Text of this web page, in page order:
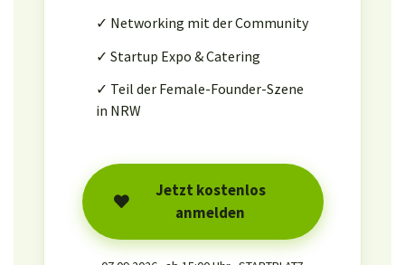
✓ Networking mit der Community
✓ Startup Expo & Catering
✓ Teil der Female-Founder-Szene
in NRW
Jetzt kostenlos
anmelden